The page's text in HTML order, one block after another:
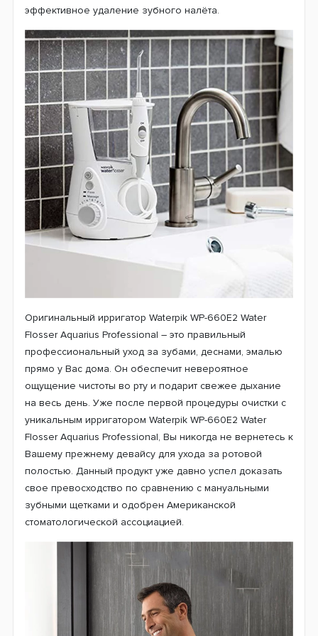
эффективное удаление зубного налёта.
Оригинальный ирригатор Waterpik WP-660E2 Water
Flosser Aquarius Professional – это правильный
профессиональный уход за зубами, деснами, эмалью
прямо у Вас дома. Он обеспечит невероятное
ощущение чистоты во рту и подарит свежее дыхание
на весь день. Уже после первой процедуры очистки с
уникальным ирригатором Waterpik WP-660E2 Water
Flosser Aquarius Professional, Вы никогда не вернетесь к
Вашему прежнему девайсу для ухода за ротовой
полостью. Данный продукт уже давно успел доказать
свое превосходство по сравнению с мануальными
зубными щетками и одобрен Американской
стоматологической ассоциацией.